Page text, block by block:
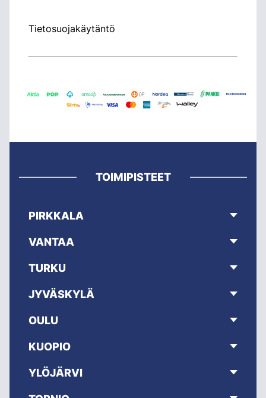
Tietosuojakäytäntö
TOIMIPISTEET
PIRKKALA
VANTAA
TURKU
JYVÄSKYLÄ
OULU
KUOPIO
YLÖJÄRVI